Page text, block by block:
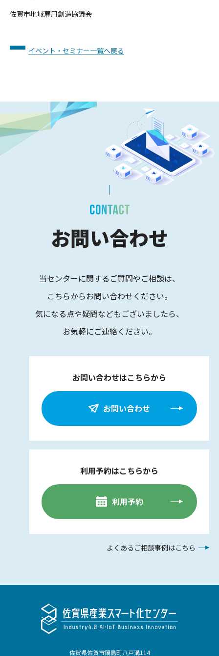
佐賀市地域雇用創造協議会
イベント・セミナー一覧へ戻る
お問い合わせ
当センターに関するご質問やご相談は、
こちらからお問い合わせください。
気になる点や疑問などもございましたら、
お気軽にご連絡ください。
お問い合わせはこちらから
お問い合わせ
利用予約はこちらから
利用予約
よくあるご相談事例はこちら
佐賀県佐賀市鍋島町八戸溝114